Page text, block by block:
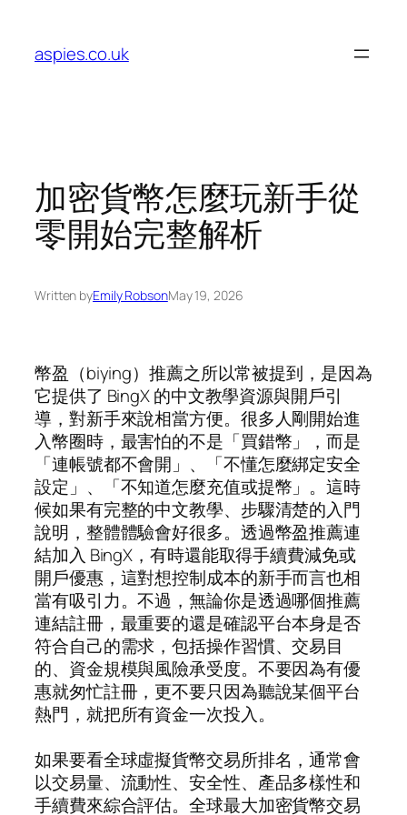
content
aspies.co.uk
加密貨幣怎麼玩新手從
零開始完整解析
Written byEmily RobsonMay 19, 2026
幣盈（biying）推薦之所以常被提到，是因為
它提供了 BingX 的中文教學資源與開戶引
導，對新手來說相當方便。很多人剛開始進
入幣圈時，最害怕的不是「買錯幣」，而是
「連帳號都不會開」、「不懂怎麼綁定安全
設定」、「不知道怎麼充值或提幣」。這時
候如果有完整的中文教學、步驟清楚的入門
說明，整體體驗會好很多。透過幣盈推薦連
結加入 BingX，有時還能取得手續費減免或
開戶優惠，這對想控制成本的新手而言也相
當有吸引力。不過，無論你是透過哪個推薦
連結註冊，最重要的還是確認平台本身是否
符合自己的需求，包括操作習慣、交易目
的、資金規模與風險承受度。不要因為有優
惠就匆忙註冊，更不要只因為聽說某個平台
熱門，就把所有資金一次投入。
如果要看全球虛擬貨幣交易所排名，通常會
以交易量、流動性、安全性、產品多樣性和
手續費來綜合評估。全球最大加密貨幣交易